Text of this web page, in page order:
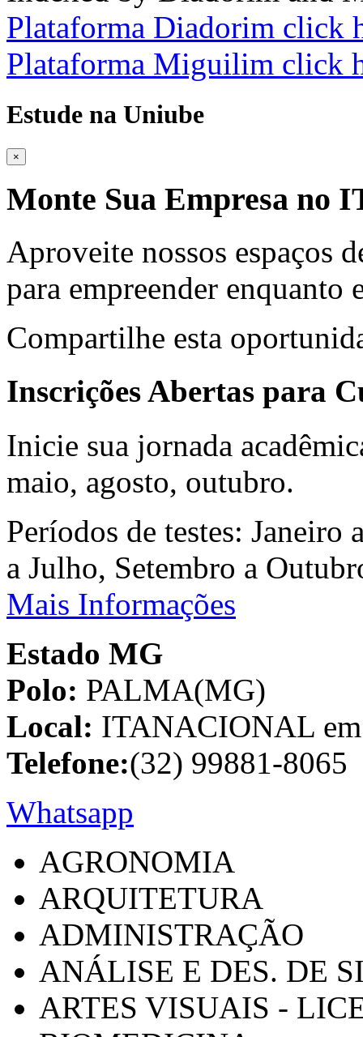
Plataforma Diadorim click
Plataforma Miguilim click
Estude na Uniube
×
Monte Sua Empresa no
Aproveite nossos espaços
para empreender enquanto
Compartilhe esta
Inscrições Abertas para
Inicie sua jornada
maio, agosto, outubro.
Períodos de testes:
a Julho, Setembro a
Mais Informações
Estado MG
Polo: PALMA(MG)
Local: ITANACIONAL
Telefone:(32) 99881-8065
Whatsapp
AGRONOMIA
ARQUITETURA
ADMINISTRAÇÃO
ANÁLISE E DES. DE
ARTES VISUAIS -